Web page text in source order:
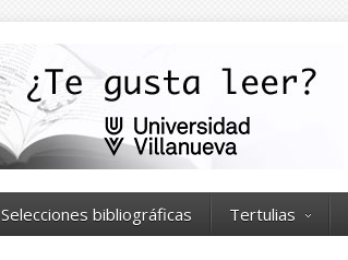
Selecciones bibliográficas Tertulias